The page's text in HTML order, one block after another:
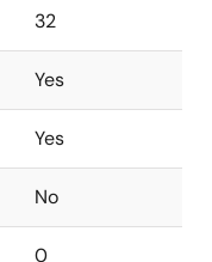
32
Yes
Yes
No
0